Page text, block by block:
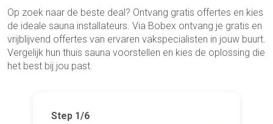
Op zoek naar de beste deal? Ontvang gratis offertes en kies
de ideale sauna installateurs. Via Bobex ontvang je gratis en
vrijblijvend offertes van ervaren vakspecialisten in jouw buurt.
Vergelijk hun thuis sauna voorstellen en kies de oplossing die
het best bij jou past.
Step 1/6